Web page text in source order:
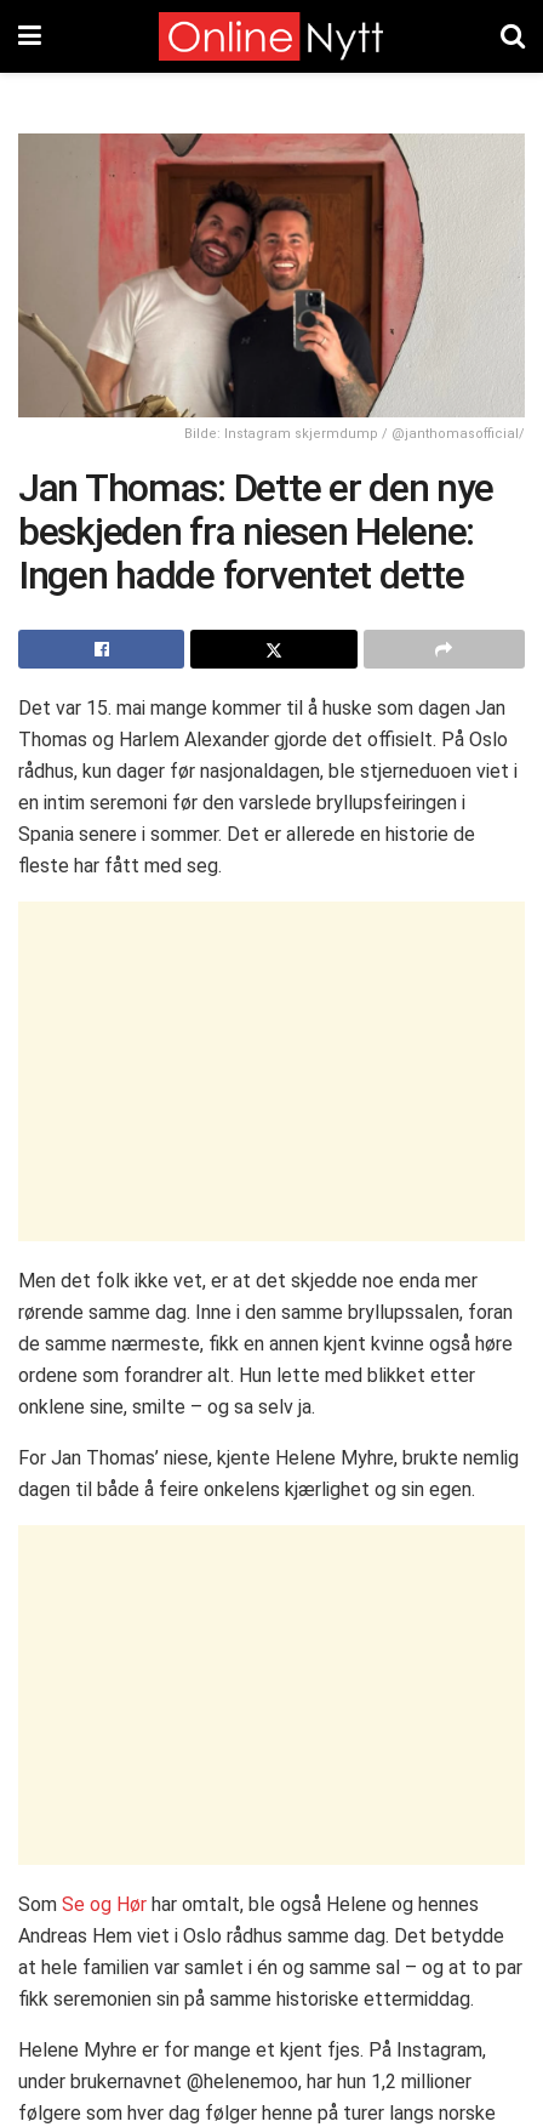
Bilde: Instagram skjermdump / @janthomasofficial/
Jan Thomas: Dette er den nye
beskjeden fra niesen Helene:
Ingen hadde forventet dette
Det var 15. mai mange kommer til å huske som dagen Jan
Thomas og Harlem Alexander gjorde det offisielt. På Oslo
rådhus, kun dager før nasjonaldagen, ble stjerneduoen viet i
en intim seremoni før den varslede bryllupsfeiringen i
Spania senere i sommer. Det er allerede en historie de
fleste har fått med seg.
Men det folk ikke vet, er at det skjedde noe enda mer
rørende samme dag. Inne i den samme bryllupssalen, foran
de samme nærmeste, fikk en annen kjent kvinne også høre
ordene som forandrer alt. Hun lette med blikket etter
onklene sine, smilte – og sa selv ja.
For Jan Thomas’ niese, kjente Helene Myhre, brukte nemlig
dagen til både å feire onkelens kjærlighet og sin egen.
Som Se og Hør har omtalt, ble også Helene og hennes
Andreas Hem viet i Oslo rådhus samme dag. Det betydde
at hele familien var samlet i én og samme sal – og at to par
fikk seremonien sin på samme historiske ettermiddag.
Helene Myhre er for mange et kjent fjes. På Instagram,
under brukernavnet @helenemoo, har hun 1,2 millioner
følgere som hver dag følger henne på turer langs norske